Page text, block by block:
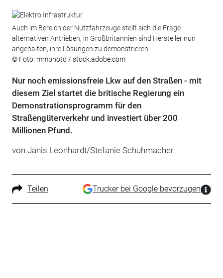
Auch im Bereich der Nutzfahrzeuge stellt sich die Frage
alternativen Antrieben, in Großbritannien sind Hersteller nun
angehalten, ihre Lösungen zu demonstrieren
© Foto: mmphoto / stock.adobe.com
Nur noch emissionsfreie Lkw auf den Straßen - mit
diesem Ziel startet die britische Regierung ein
Demonstrationsprogramm für den
Straßengüterverkehr und investiert über 200
Millionen Pfund.
von Janis Leonhardt/Stefanie Schuhmacher
Teilen Trucker bei Google bevorzugen